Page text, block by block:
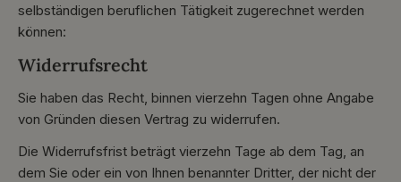
selbständigen beruflichen Tätigkeit zugerechnet werden
können:
Widerrufsrecht
Sie haben das Recht, binnen vierzehn Tagen ohne Angabe
von Gründen diesen Vertrag zu widerrufen.
Die Widerrufsfrist beträgt vierzehn Tage ab dem Tag, an
dem Sie oder ein von Ihnen benannter Dritter, der nicht der